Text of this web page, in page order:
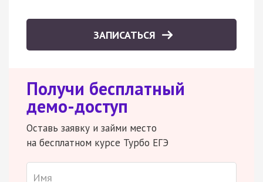
ЗАПИСАТЬСЯ
Получи бесплатный
демо-доступ
Оставь заявку и займи место
на бесплатном курсе Турбо ЕГЭ